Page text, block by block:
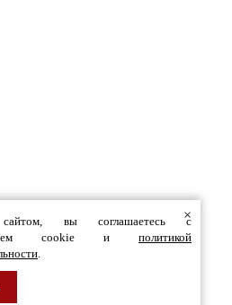
×
сайтом, вы соглашаетесь с
cookie и политикой
.
ДЛЯ СТРОИТЕЛЬСТВА И ОБЛИЦОВКИ